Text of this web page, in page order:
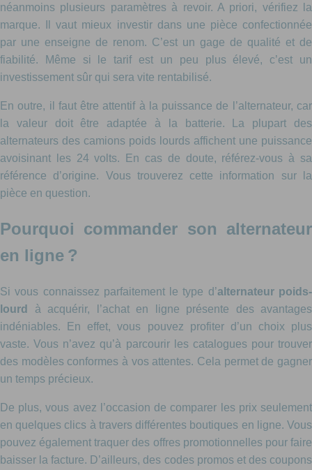
néanmoins plusieurs paramètres à revoir. A priori, vérifiez la
marque. Il vaut mieux investir dans une pièce confectionnée
par une enseigne de renom. C’est un gage de qualité et de
fiabilité. Même si le tarif est un peu plus élevé, c’est un
investissement sûr qui sera vite rentabilisé.
En outre, il faut être attentif à la puissance de l’alternateur, car
la valeur doit être adaptée à la batterie. La plupart des
alternateurs des camions poids lourds affichent une puissance
avoisinant les 24 volts. En cas de doute, référez-vous à sa
référence d’origine. Vous trouverez cette information sur la
pièce en question.
Pourquoi commander son alternateur
en ligne ?
Si vous connaissez parfaitement le type d’alternateur poids-
lourd à acquérir, l’achat en ligne présente des avantages
indéniables. En effet, vous pouvez profiter d’un choix plus
vaste. Vous n’avez qu’à parcourir les catalogues pour trouver
des modèles conformes à vos attentes. Cela permet de gagner
un temps précieux.
De plus, vous avez l’occasion de comparer les prix seulement
en quelques clics à travers différentes boutiques en ligne. Vous
pouvez également traquer des offres promotionnelles pour faire
baisser la facture. D’ailleurs, des codes promos et des coupons